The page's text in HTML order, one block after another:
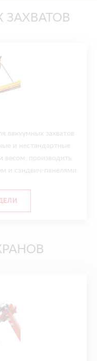
вакуумных захватов
и нестандартные
весом, производить
и сэндвич-панелями.